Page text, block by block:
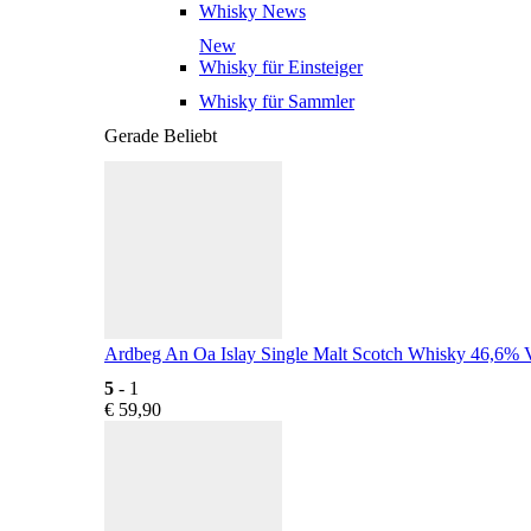
Whisky News
New
Whisky für Einsteiger
Whisky für Sammler
Gerade Beliebt
Ardbeg An Oa Islay Single Malt Scotch Whisky 46,6%
5 - 1
€ 59,90